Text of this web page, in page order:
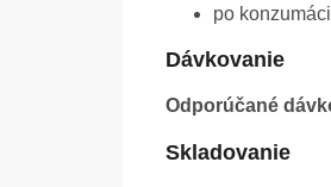
po
Dávkovanie
Odporúčané
Skladovanie